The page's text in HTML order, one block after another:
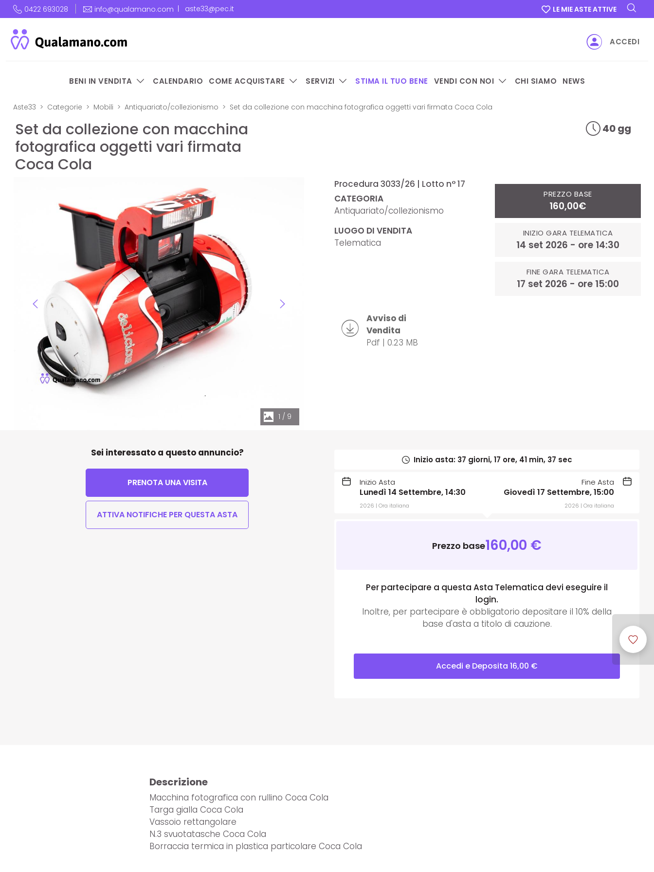
0422 693028 info@qualamano.com aste33@pec.it LE MIE ASTE ATTIVE
ACCEDI
BENI IN VENDITA CALENDARIO COME ACQUISTARE SERVIZI STIMA IL TUO BENE VENDI CON NOI CHI SIAMO NEWS
Aste33 Categorie Mobili Antiquariato/collezionismo Set da collezione con macchina fotografica oggetti vari firmata Coca Cola
Set da collezione con macchina
fotografica oggetti vari firmata
Coca Cola
40 gg
1 / 9
Procedura 3033/26 | Lotto n° 17
CATEGORIA
Antiquariato/collezionismo
LUOGO DI VENDITA
Telematica
PREZZO BASE
160,00€
INIZIO GARA TELEMATICA
14 set 2026 - ore 14:30
FINE GARA TELEMATICA
17 set 2026 - ore 15:00
Avviso di
Vendita
Pdf | 0.23 MB
Sei interessato a questo annuncio?
PRENOTA UNA VISITA
ATTIVA NOTIFICHE PER QUESTA ASTA
Inizio asta: 37 giorni, 17 ore, 41 min, 36 sec
Inizio Asta
Lunedì 14 Settembre, 14:30
2026 | Ora italiana
Fine Asta
Giovedì 17 Settembre, 15:00
2026 | Ora italiana
Prezzo base160,00 €
Per partecipare a questa Asta Telematica devi eseguire il
login.
Inoltre, per partecipare è obbligatorio depositare il 10% della
base d'asta a titolo di cauzione.
Accedi e Deposita 16,00 €
Descrizione
Macchina fotografica con rullino Coca Cola
Targa gialla Coca Cola
Vassoio rettangolare
N.3 svuotatasche Coca Cola
Borraccia termica in plastica particolare Coca Cola